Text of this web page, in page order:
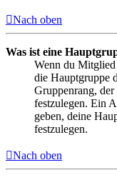
Nach oben
Was ist eine
Wenn du Mitglied
die Hauptgruppe
Gruppenrang,
festzulegen. Ein
geben, deine
festzulegen.
Nach oben